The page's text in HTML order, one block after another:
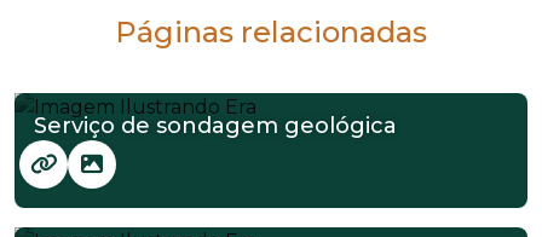
Páginas relacionadas
Serviço de sondagem geológica